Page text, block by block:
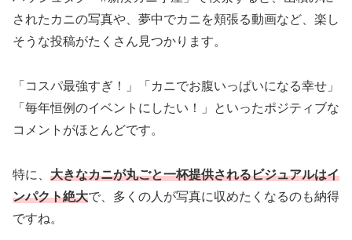
されたカニの写真や、夢中でカニを頬張る動画など、楽し
そうな投稿がたくさん見つかります。
「コスパ最強すぎ！」「カニでお腹いっぱいになる幸せ」
「毎年恒例のイベントにしたい！」といったポジティブな
コメントがほとんどです。
特に、 大きなカニが丸ごと一杯提供されるビジュアルはイ
ンパクト絶大で、多くの人が写真に収めたくなるのも納得
ですね。